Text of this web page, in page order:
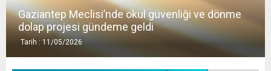
AGaziantep Meclisi’nde okul güvenliği ve dönme
dolap projesi gündeme geldi
Tarih : 11/05/2026